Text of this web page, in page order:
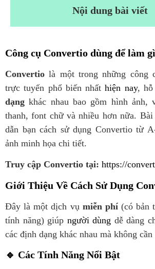
Nội dung bài viết
Công cụ Convertio dùng để làm
Convertio là một trong những công
trực tuyến phổ biến nhấthiện nay,
dạng khác nhau bao gồm hình ảnh,
thanh, font chữ và nhiều hơn nữa.
dẫn bạn cách sử dụng Convertio từ
ảnh minh họa chi tiết.
Truy cập Convertio tại: https://
Giới Thiệu Về Cách Sử Dụng
Đây là một dịch vụ miễn phí(có bản
tính năng) giúp người dùng dễ dàng
các định dạng khác nhau mà không
🔹 Các Tính Năng Nổi Bật